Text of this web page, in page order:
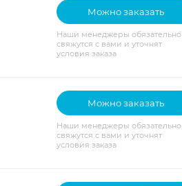
Можно заказать
Наши менеджеры обязательно
свяжутся с вами и уточнят
условия заказа
Можно заказать
Наши менеджеры обязательно
свяжутся с вами и уточнят
условия заказа